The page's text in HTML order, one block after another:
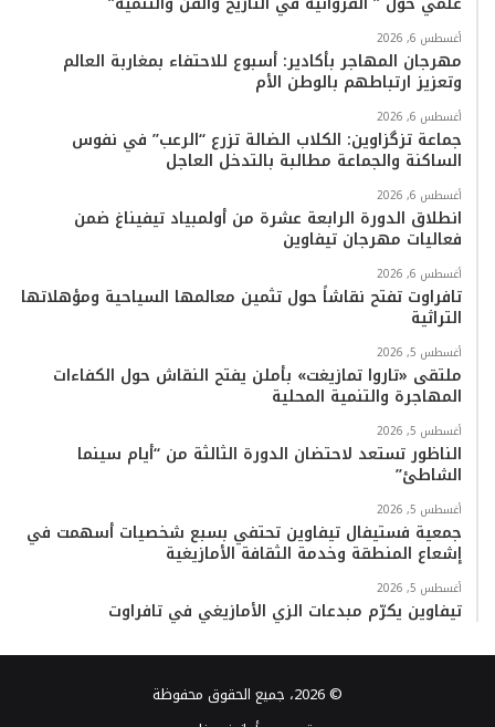
ا
م
أغسطس 6, 2026
مهرجان المهاجر بأكادير: أسبوع للاحتفاء بمغاربة العالم
وتعزيز ارتباطهم بالوطن الأم
أغسطس 6, 2026
جماعة تزگزاوين: الكلاب الضالة تزرع “الرعب” في نفوس
الساكنة والجماعة مطالبة بالتدخل العاجل
أغسطس 6, 2026
انطلاق الدورة الرابعة عشرة من أولمبياد تيفيناغ ضمن
فعاليات مهرجان تيفاوين
أغسطس 6, 2026
تافراوت تفتح نقاشاً حول تثمين معالمها السياحية ومؤهلاتها
التراثية
أغسطس 5, 2026
ملتقى «تاروا تمازيغت» بأملن يفتح النقاش حول الكفاءات
المهاجرة والتنمية المحلية
أغسطس 5, 2026
الناظور تستعد لاحتضان الدورة الثالثة من “أيام سينما
الشاطئ”
أغسطس 5, 2026
جمعية فستيفال تيفاوين تحتفي بسبع شخصيات أسهمت في
إشعاع المنطقة وخدمة الثقافة الأمازيغية
أغسطس 5, 2026
تيفاوين يكرّم مبدعات الزي الأمازيغي في تافراوت
© 2026، جميع الحقوق محفوظة